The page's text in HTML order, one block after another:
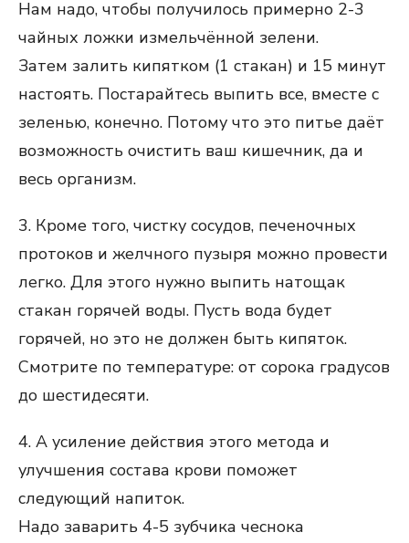
Нам надо, чтобы получилось примерно 2-3
чайных ложки измельчённой зелени.
Затем залить кипятком (1 стакан) и 15 минут
настоять. Постарайтесь выпить все, вместе с
зеленью, конечно. Потому что это питье даёт
возможность очистить ваш кишечник, да и
весь организм.
3. Кроме того, чистку сосудов, печеночных
протоков и желчного пузыря можно провести
легко. Для этого нужно выпить натощак
стакан горячей воды. Пусть вода будет
горячей, но это не должен быть кипяток.
Смотрите по температуре: от сорока градусов
до шестидесяти.
4. А усиление действия этого метода и
улучшения состава крови поможет
следующий напиток.
Надо заварить 4-5 зубчика чеснока